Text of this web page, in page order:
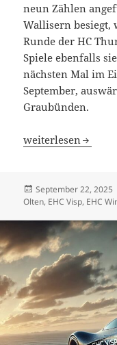
neun Zählen
Wallisern besiegt,
Runde der HC
Spiele ebenfalls
nächsten Mal im
September,
Graubünden.
EHC Visp sitzt fest
weiterlesen
Veröffentlicht
am
September 22, 2025
Olten, EHC Visp, EHC